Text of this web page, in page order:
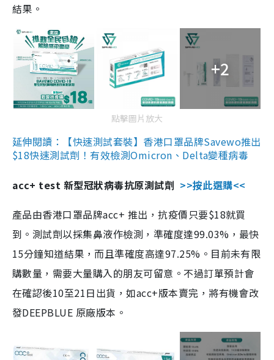
結果。
+2
點擊圖片放大
延伸閱讀：【快速測試套裝】香港口罩品牌Savewo推出
$18快速測試劑！有效檢測Omicron、Delta變種病毒
acc+ test 新型冠狀病毒抗原測試劑 >>按此選購<<
產品由香港口罩品牌acc+ 推出，抗疫價只要$18就買
到。測試劑以採集鼻液作檢測，準確度達99.03%，最快
15分鐘知道結果，而且準確度高達97.25%。目前未有限
購數量，需要大量購入的朋友可留意。不過訂單預計會
在確認後10至21日出貨，如acc+版本賣完，將有機會改
發DEEPBLUE 原廠版本。